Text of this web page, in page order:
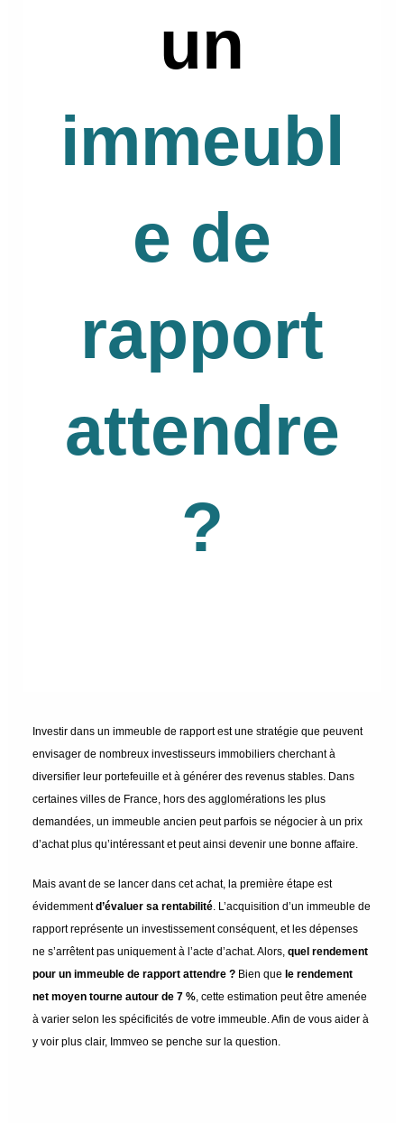
un
immeubl
e de
rapport
attendre
?
Investir dans un immeuble de rapport est une stratégie que peuvent
envisager de nombreux investisseurs immobiliers cherchant à
diversifier leur portefeuille et à générer des revenus stables. Dans
certaines villes de France, hors des agglomérations les plus
demandées, un immeuble ancien peut parfois se négocier à un prix
d’achat plus qu’intéressant et peut ainsi devenir une bonne affaire.
Mais avant de se lancer dans cet achat, la première étape est
évidemmentd’évaluer sa rentabilité. L’acquisition d’un immeuble de
rapport représente un investissement conséquent, et les dépenses
ne s’arrêtent pas uniquement à l’acte d’achat. Alors,quel rendement
pour un immeuble de rapport attendre ? Bien quele rendement
net moyen tourne autour de 7 %, cette estimation peut être amenée
à varier selon les spécificités de votre immeuble. Afin de vous aider à
y voir plus clair, Immveo se penche sur la question.